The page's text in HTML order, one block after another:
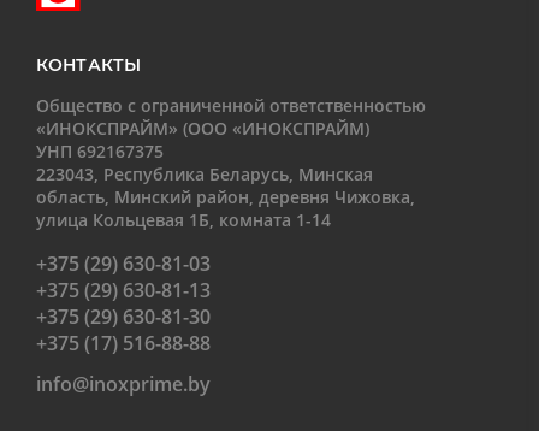
КОНТАКТЫ
Общество с ограниченной ответственностью
«ИНОКСПРАЙМ» (ООО «ИНОКСПРАЙМ)
УНП 692167375
223043, Республика Беларусь, Минская
область, Минский район, деревня Чижовка,
улица Кольцевая 1Б, комната 1-14
+375 (29) 630-81-03
+375 (29) 630-81-13
+375 (29) 630-81-30
+375 (17) 516-88-88
info@inoxprime.by